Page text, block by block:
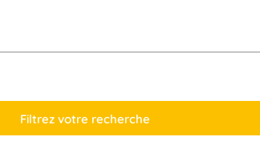
Filtrez votre recherche